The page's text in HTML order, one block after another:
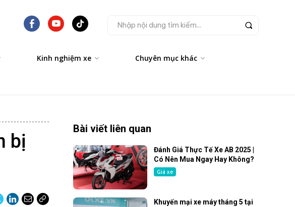
Nhập nội dung tìm kiếm...
Kinh nghiệm xe Chuyên mục khác
bị
Bài viết liên quan
Đánh Giá Thực Tế Xe AB 2025 |
Có Nên Mua Ngay Hay Không?
Giá xe
Khuyến mại xe máy tháng 5 tại